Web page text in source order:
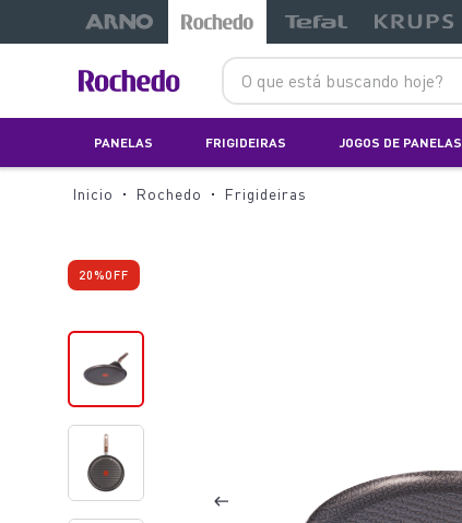
O que está buscando hoje?
PANELAS FRIGIDEIRAS JOGOS DE PANELAS
Rochedo Frigideiras
20%OFF